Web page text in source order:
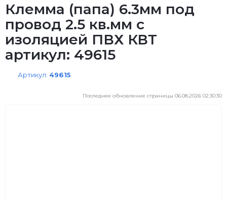
Клемма (папа) 6.3мм под
провод 2.5 кв.мм с
изоляцией ПВХ КВТ
артикул: 49615
Артикул: 49615
Последнее обновление страницы 06.08.2026 02:30:30